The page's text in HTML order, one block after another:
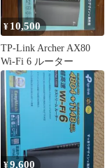
¥ 10,500
TP-Link Archer AX80
Wi-Fi 6 ルーター
¥9,600